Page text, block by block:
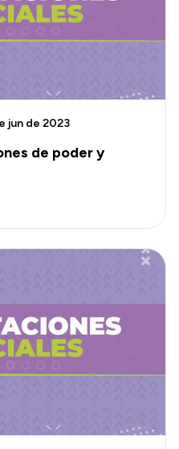
de poder y
jun de 2023